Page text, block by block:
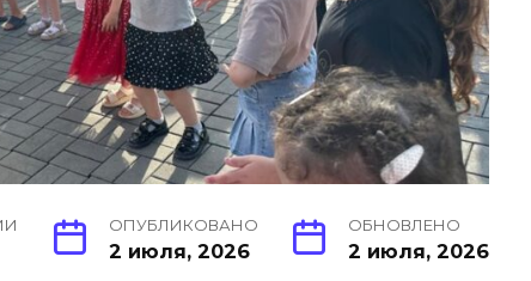
ОПУБЛИКОВАНО
2 июля, 2026
ОБНОВЛЕНО
2 июля, 2026